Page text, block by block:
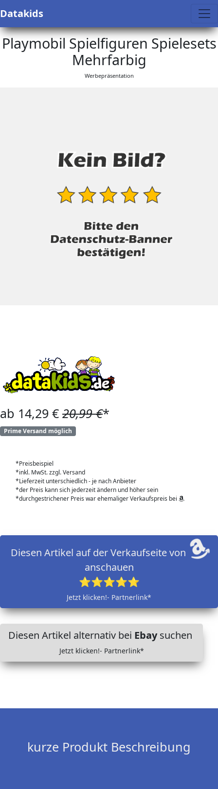
Datakids
Playmobil Spielfiguren Spielesets
Mehrfarbig
Werbepräsentation
ab 14,29 € 20,99 €*
Prime Versand möglich
*Preisbeispiel
*inkl. MwSt. zzgl. Versand
*Lieferzeit unterschiedlich - je nach Anbieter
*der Preis kann sich jederzeit ändern und höher sein
*durchgestrichener Preis war ehemaliger Verkaufspreis bei
Diesen Artikel auf der Verkaufseite von
anschauen
⭐⭐⭐⭐⭐
Jetzt klicken!- Partnerlink*
Diesen Artikel alternativ bei Ebaysuchen
Jetzt klicken!- Partnerlink*
kurze Produkt Beschreibung